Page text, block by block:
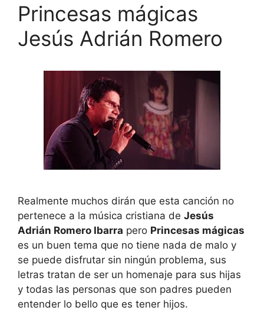
Princesas mágicas
Jesús Adrián Romero
Realmente muchos dirán que esta canción no
pertenece a la música cristiana de Jesús
Adrián Romero Ibarra pero Princesas mágicas
es un buen tema que no tiene nada de malo y
se puede disfrutar sin ningún problema, sus
letras tratan de ser un homenaje para sus hijas
y todas las personas que son padres pueden
entender lo bello que es tener hijos.